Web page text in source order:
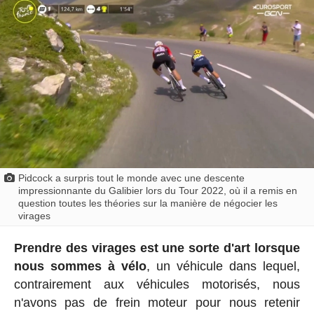
Pidcock a surpris tout le monde avec une descente
impressionnante du Galibier lors du Tour 2022, où il a remis en
question toutes les théories sur la manière de négocier les
virages
Prendre des virages est une sorte d'art lorsque
nous sommes à vélo, un véhicule dans lequel,
contrairement aux véhicules motorisés, nous
n'avons pas de frein moteur pour nous retenir